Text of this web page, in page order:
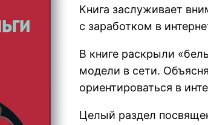
Книга заслуживает
с заработком в
В книге раскрыли
модели в сети.
ориентироваться в
Целый раздел